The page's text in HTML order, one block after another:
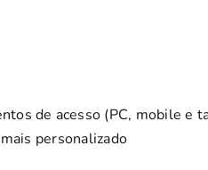
de acesso (PC, mobile e
personalizado